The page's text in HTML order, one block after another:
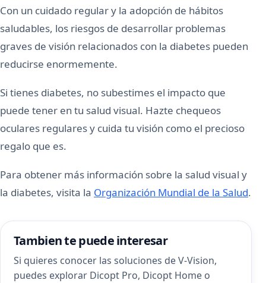
Con un cuidado regular y la adopción de hábitos
saludables, los riesgos de desarrollar problemas
graves de visión relacionados con la diabetes pueden
reducirse enormemente.
Si tienes diabetes, no subestimes el impacto que
puede tener en tu salud visual. Hazte chequeos
oculares regulares y cuida tu visión como el precioso
regalo que es.
Para obtener más información sobre la salud visual y
la diabetes, visita la Organización Mundial de la Salud.
Tambien te puede interesar
Si quieres conocer las soluciones de V-Vision,
puedes explorar Dicopt Pro, Dicopt Home o